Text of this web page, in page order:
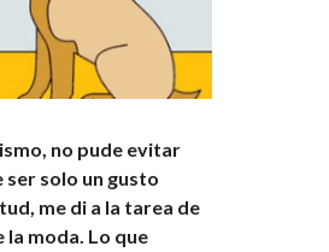
no pude evitar
ser solo un gusto
me di a la tarea de
moda. Lo que